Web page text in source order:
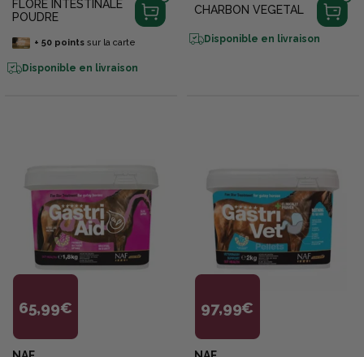
FLORE INTESTINALE
POUDRE
+ 50pointssur la carte
Disponible en livraison
CHARBON VEGETAL
Disponible en livraison
65,99€ 97,99€